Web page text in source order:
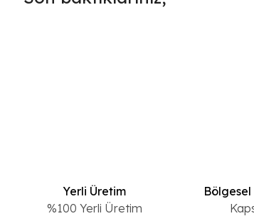
Yerli Üretim
%100 Yerli Üretim